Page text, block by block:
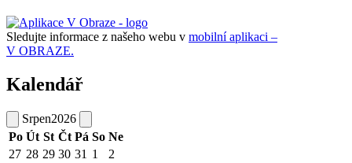
Sledujte informace z našeho webu v mobilní aplikaci –
V OBRAZE.
Kalendář
Srpen2026
Po Út St Čt Pá So Ne
27 28 29 30 31 1
2